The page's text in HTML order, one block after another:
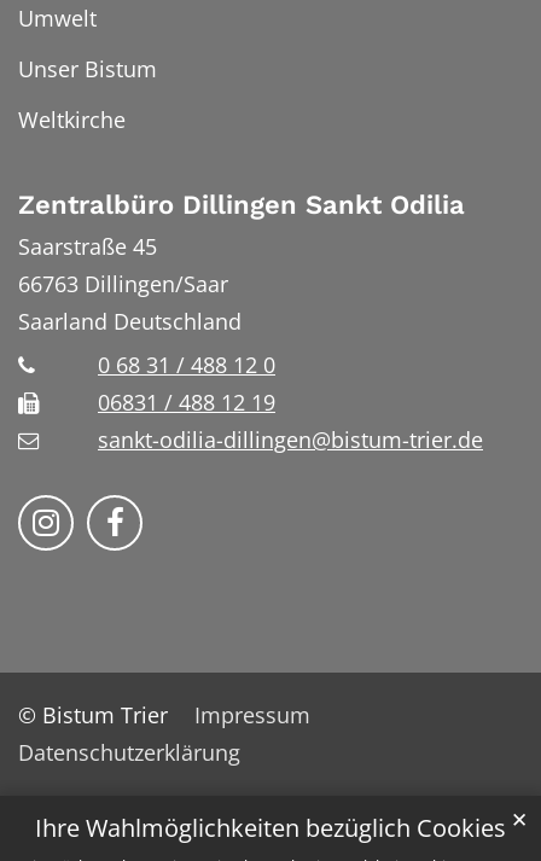
Ihre Wahlmöglichkeiten bezüglich Cookies ✕
Umwelt
Unser Bistum
Weltkirche
Zentralbüro Dillingen Sankt Odilia
Saarstraße 45
66763 Dillingen/Saar
Saarland Deutschland
0 68 31 / 488 12 0
06831 / 488 12 19
sankt-odilia-dillingen@bistum-trier.de
Bistum Trier auf Instragram
Bistum Trier auf Facebook
© Bistum Trier
Impressum
Datenschutzerklärung